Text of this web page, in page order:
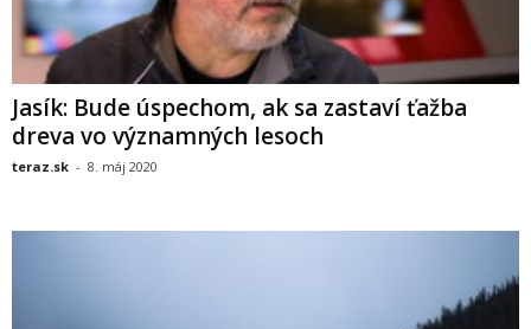
Jasík: Bude úspechom, ak sa zastaví ťažba
dreva vo významných lesoch
teraz.sk - 8. máj 2020